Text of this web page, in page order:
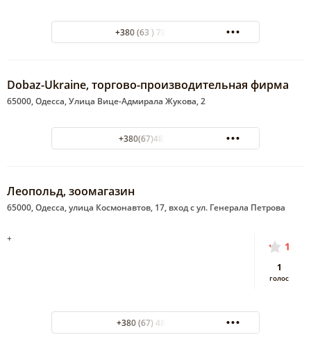
+380 (63 ) 786-77-86
Dobaz-Ukraine, торгово-производительная фирма
65000, Одесса, Улица Вице-Адмирала Жукова, 2
+380(67)483-16-18
Леопольд, зоомагазин
65000, Одесса, улица Космонавтов, 17, вход с ул. Генерала Петрова
+
1
1
голос
+380 (67) 483-97-05